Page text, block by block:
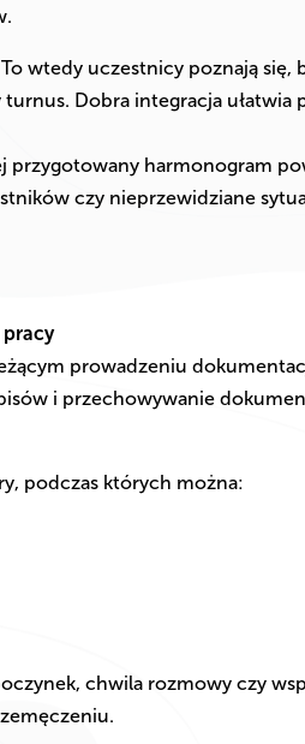
wtedy uczestnicy poznają się,
Dobra integracja ułatwia
przygotowany harmonogram
czy nieprzewidziane
prowadzeniu
i przechowywanie
podczas których można:
chwila rozmowy czy